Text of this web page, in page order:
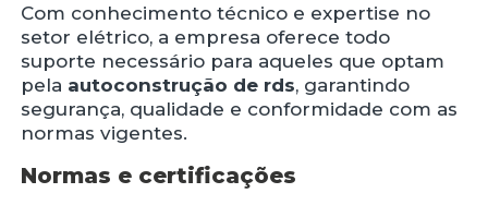
Com conhecimento técnico e expertise no
setor elétrico, a empresa oferece todo
suporte necessário para aqueles que optam
pela autoconstrução de rds, garantindo
segurança, qualidade e conformidade com as
normas vigentes.
Normas e certificações